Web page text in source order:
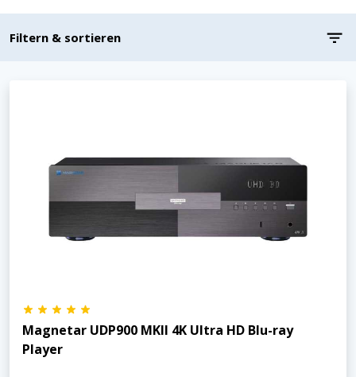
Filtern & sortieren
Magnetar UDP900 MKII 4K Ultra HD Blu-ray
Player